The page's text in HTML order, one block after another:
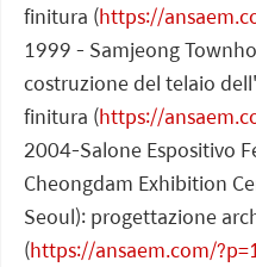
finitura (https://
1999 - Samjeong
costruzione del telaio
finitura (https://
2004-Salone Espositivo
Cheongdam Exhibition
Seoul): progettazione
(https://ansaem.com/